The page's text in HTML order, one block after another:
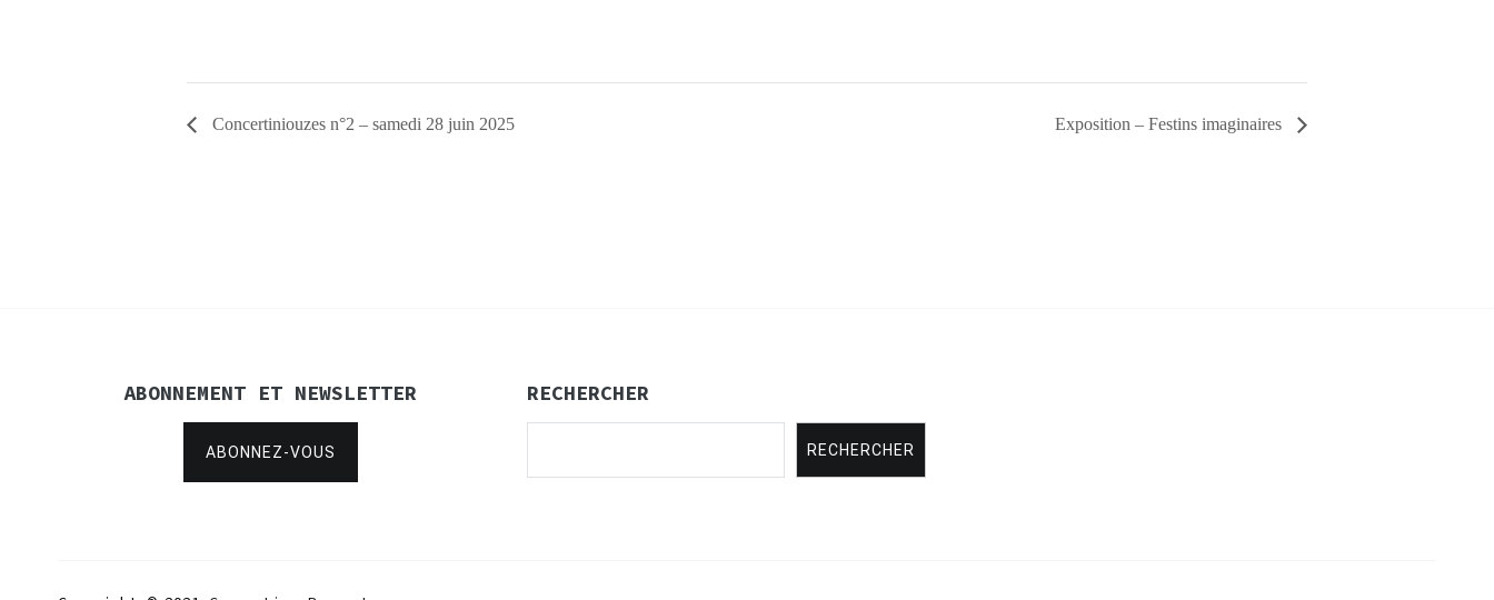
Concertiniouzes n°2 – samedi 28 juin 2025 Exposition – Festins imaginaires
ABONNEMENT ET NEWSLETTER
ABONNEZ-VOUS
RECHERCHER
RECHERCHER